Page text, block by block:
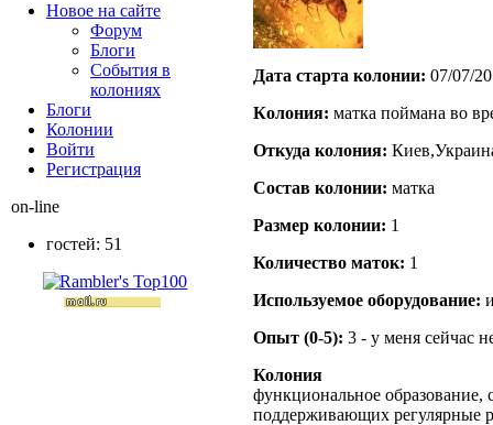
Дата старта кoлонии: 07/07/
Кoлония: матка поймана во
Откуда кoлония:
Состав кoлонии: матка
Размер кoлонии: 1
Количество маток: 1
Используемое оборудование:
Опыт (0-5): 3 - у меня сейчас
Колония
функциональное образование,
поддерживающих регулярные
Новое на сайте
Форум
Блоги
События в
колониях
Блоги
Колонии
Войти
Peгиcтpaция
on-line
гостей: 51